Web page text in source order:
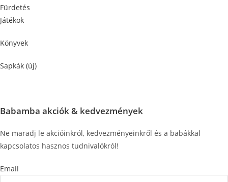
Fürdetés
Játékok
Könyvek
Sapkák (új)
Babamba akciók & kedvezmények
Ne maradj le akcióinkról, kedvezményeinkről és a babákkal
kapcsolatos hasznos tudnivalókról!
Email